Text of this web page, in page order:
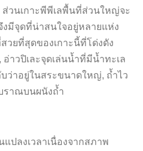
วนเกาะพีพีเลพื้นที่ส่วนใหญ่จะ
งมีจุดที่น่าสนใจอยู่หลายแห่ง
วยที่สุดของเกาะนี้ที่โด่งดัง
าวปิเละจุดเล่นน้ำที่มีน้ำทะเล
ว่าอยู่ในสระขนาดใหญ่, ถ้ำไว
ราณบนผนังถ้ำ
ปลงเวลาเนื่องจากสภาพ